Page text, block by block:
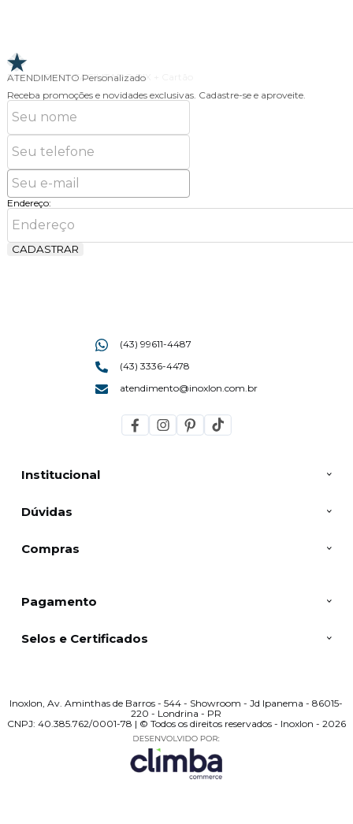
ATENDIMENTO Personalizado
Receba promoções e novidades exclusivas. Cadastre-se e aproveite.
Endereço:
CADASTRAR
Institucional
Dúvidas
Compras
(43) 99611-4487
(43) 3336-4478
atendimento@inoxlon.com.br
Pagamento
Selos e Certificados
Inoxlon, Av. Aminthas de Barros - 544 - Showroom - Jd Ipanema - 86015-
220 - Londrina - PR
CNPJ: 40.385.762/0001-78 | © Todos os direitos reservados - Inoxlon - 2026